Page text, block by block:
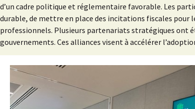
d’un cadre politique et réglementaire favorable. Les
durable, de mettre en place des incitations fiscales
professionnels. Plusieurs partenariats stratégiques ont
gouvernements. Ces alliances visent à accélérer